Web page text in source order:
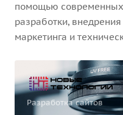
помощью
разработки,
маркетинга и
Разработка сайтов